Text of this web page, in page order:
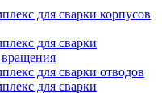
для сварки корпусов
для сварки
для сварки отводов
для сварки